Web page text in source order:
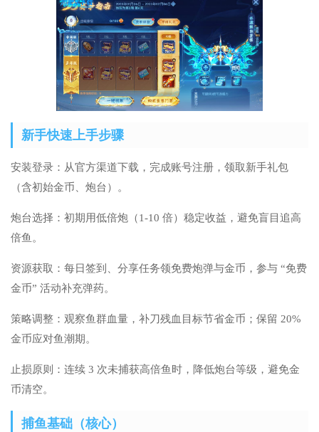
新手快速上手步骤
安装登录：从官方渠道下载，完成账号注册，领取新手礼包
（含初始金币、炮台）。
炮台选择：初期用低倍炮（1-10 倍）稳定收益，避免盲目追高
倍鱼。
资源获取：每日签到、分享任务领免费炮弹与金币，参与 “免费
金币” 活动补充弹药。
策略调整：观察鱼群血量，补刀残血目标节省金币；保留 20%
金币应对鱼潮期。
止损原则：连续 3 次未捕获高倍鱼时，降低炮台等级，避免金
币清空。
捕鱼基础（核心）